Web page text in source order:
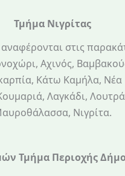
Τμήμα Νιγρίτας
στις
Αχινός,
Κάτω Καμήλα, Νέα
Λαγκάδι,
Νιγρίτα.
Τμήμα Περιοχής